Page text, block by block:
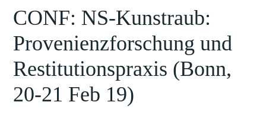
FOR
THE
OF
COLLECTING
CONF: NS-Kunstraub:
Provenienzforschung und
Restitutionspraxis (Bonn,
20-21 Feb 19)